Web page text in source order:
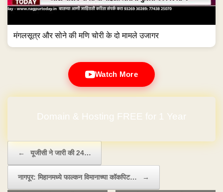
मंगलसूत्र और सोने की मणि चोरी के दो मामले उजागर
Watch More
Domain & Hosting FREE for 1 Year
← यूजीसी ने जारी की 24…
नागपूर: मिहानमध्ये फाल्कन विमानाच्या कॉकपिट… →